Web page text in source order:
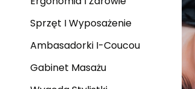
Sprzęt I Wyposażenie
Ambasadorki I-Coucou
Gabinet Masażu